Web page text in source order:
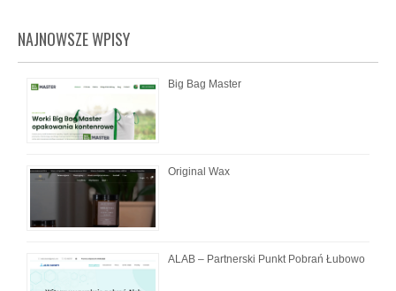
NAJNOWSZE WPISY
Big Bag Master
Original Wax
ALAB – Partnerski Punkt Pobrań Łubowo